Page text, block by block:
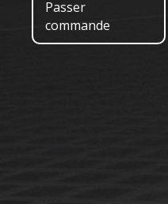
Passer
commande